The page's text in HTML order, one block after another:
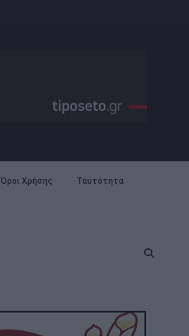
Όροι Χρήσης Ταυτότητα